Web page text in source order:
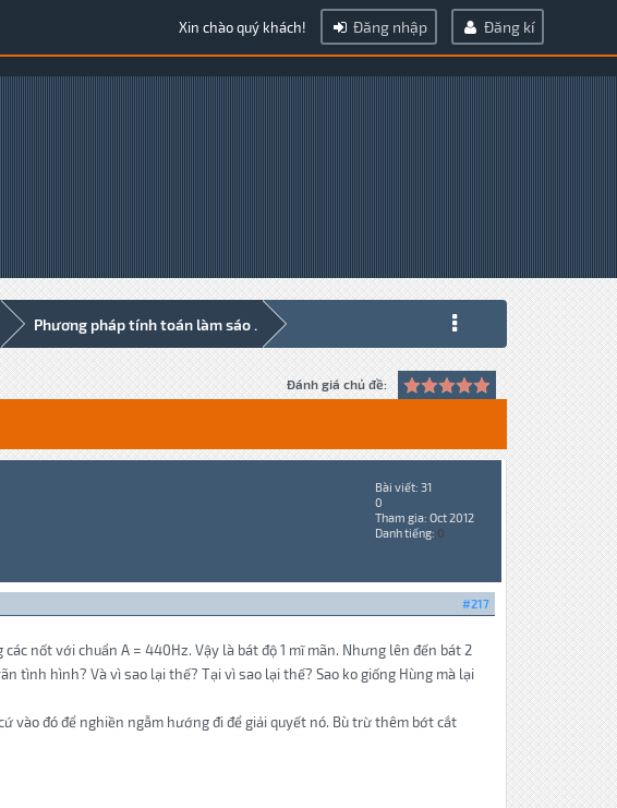
Xin chào quý khách! Đăng nhập Đăng kí
Phương pháp tính toán làm sáo .
Đánh giá chủ đề:
Bài viết: 31
0
Tham gia: Oct 2012
Danh tiếng: 0
#217
nốt với chuẩn A = 440Hz. Vậy là bát độ 1 mĩ mãn. Nhưng lên đến bát 2
tình hình? Và vì sao lại thế? Tại vì sao lại thế? Sao ko giống Hùng mà lại
vào đó để nghiền ngẫm hướng đi để giải quyết nó. Bù trừ thêm bớt cắt